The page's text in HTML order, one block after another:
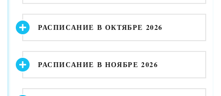
РАСПИСАНИЕ В ОКТЯБРЕ 2026
РАСПИСАНИЕ В НОЯБРЕ 2026